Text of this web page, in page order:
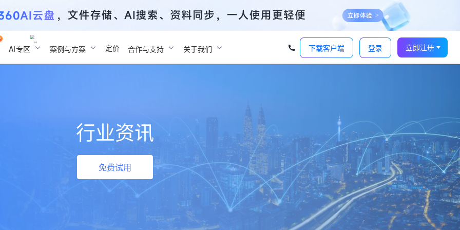
AI专区 案例与方案 定价 合作与支持 关于我们 下载客户端 登录 立即注册
行业资讯
免费试用